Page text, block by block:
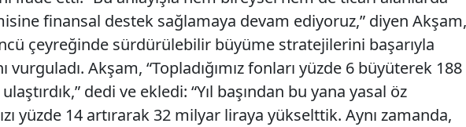
finansal destek sağlamaya devam ediyoruz,” diyen Akşam,
çeyreğinde sürdürülebilir büyüme stratejilerini başarıyla
vurguladı. Akşam, “Topladığımız fonları yüzde 6 büyüterek 188
dedi ve ekledi: “Yıl başından bu yana yasal öz
yüzde 14 artırarak 32 milyar liraya yükselttik. Aynı zamanda,